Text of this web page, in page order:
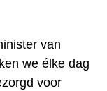
van
we élke dag
voor